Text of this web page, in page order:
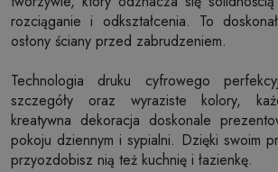
rozciąganie i odkształcenia. To
osłony ściany przed zabrudzeniem.
Technologia druku cyfrowego
szczegóły oraz wyraziste kolory,
kreatywna dekoracja doskonale
pokoju dziennym i sypialni. Dzięki swoim
przyozdobisz nią też kuchnię i łazienkę.